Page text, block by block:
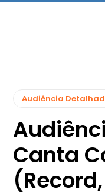
Audiência
Canta